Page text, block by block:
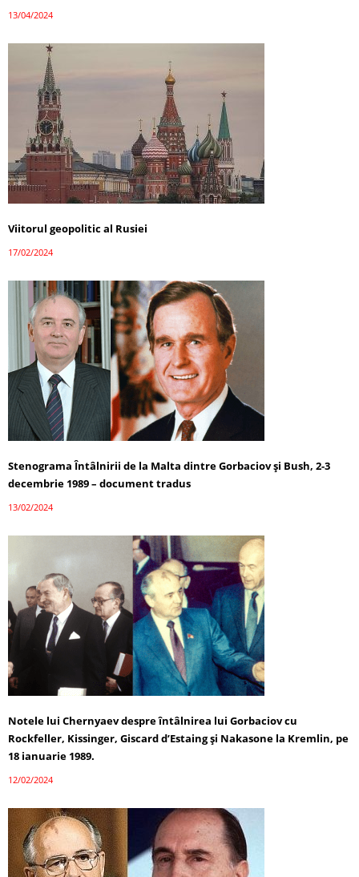
13/04/2024
Viitorul geopolitic al Rusiei
17/02/2024
Stenograma Întâlnirii de la Malta dintre Gorbaciov și Bush, 2-3
decembrie 1989 – document tradus
13/02/2024
Notele lui Chernyaev despre întâlnirea lui Gorbaciov cu
Rockfeller, Kissinger, Giscard d’Estaing și Nakasone la Kremlin, pe
18 ianuarie 1989.
12/02/2024